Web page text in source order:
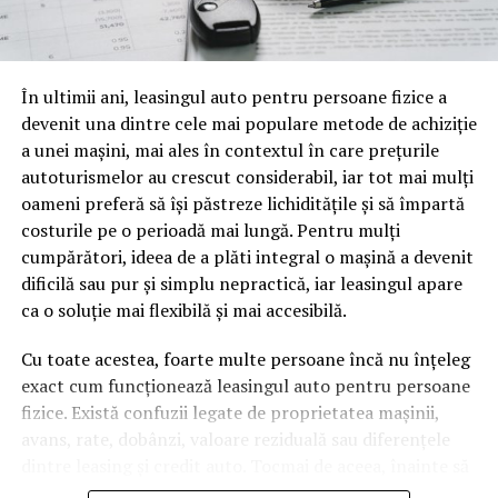
o mină de informație, plină de întrebări pe care și le pun
oamenii cu adevărat. Dacă transcrierea ajunge pe o
cuvinte tematice, scrise exact în limbajul în care se
caută.
Apoi vine partea de comportament. O pagină pe care
vizitatorii stau zece, cincisprezece minute ca să
urmărească replay-ul trimite un semnal greu de ignorat.
Google nu îți măsoară direct satisfacția, însă timpul
petrecut, scrollul și revenirile spun ceva despre cât de
util e materialul.
Și mai e ceva ce se uită ușor. Un webinar reușit atrage
linkuri aproape de la sine. Cineva îl menționează într-un
newsletter, altcineva îl citează într-un articol, un
partener îl trimite în comunitatea lui. Fiecare astfel de
tău, iar autoritatea e moneda forte în SEO.
În ultimii ani, leasingul auto pentru persoane fizice a
devenit una dintre cele mai populare metode de achiziție
a unei mașini, mai ales în contextul în care prețurile
autoturismelor au crescut considerabil, iar tot mai mulți
oameni preferă să își păstreze lichiditățile și să împartă
costurile pe o perioadă mai lungă. Pentru mulți
cumpărători, ideea de a plăti integral o mașină a devenit
dificilă sau pur și simplu nepractică, iar leasingul apare
ca o soluție mai flexibilă și mai accesibilă.
Cu toate acestea, foarte multe persoane încă nu înțeleg
exact cum funcționează leasingul auto pentru persoane
fizice. Există confuzii legate de proprietatea mașinii,
avans, rate, dobânzi, valoare reziduală sau diferențele
semnezi orice contract, este important să înțelegi clar